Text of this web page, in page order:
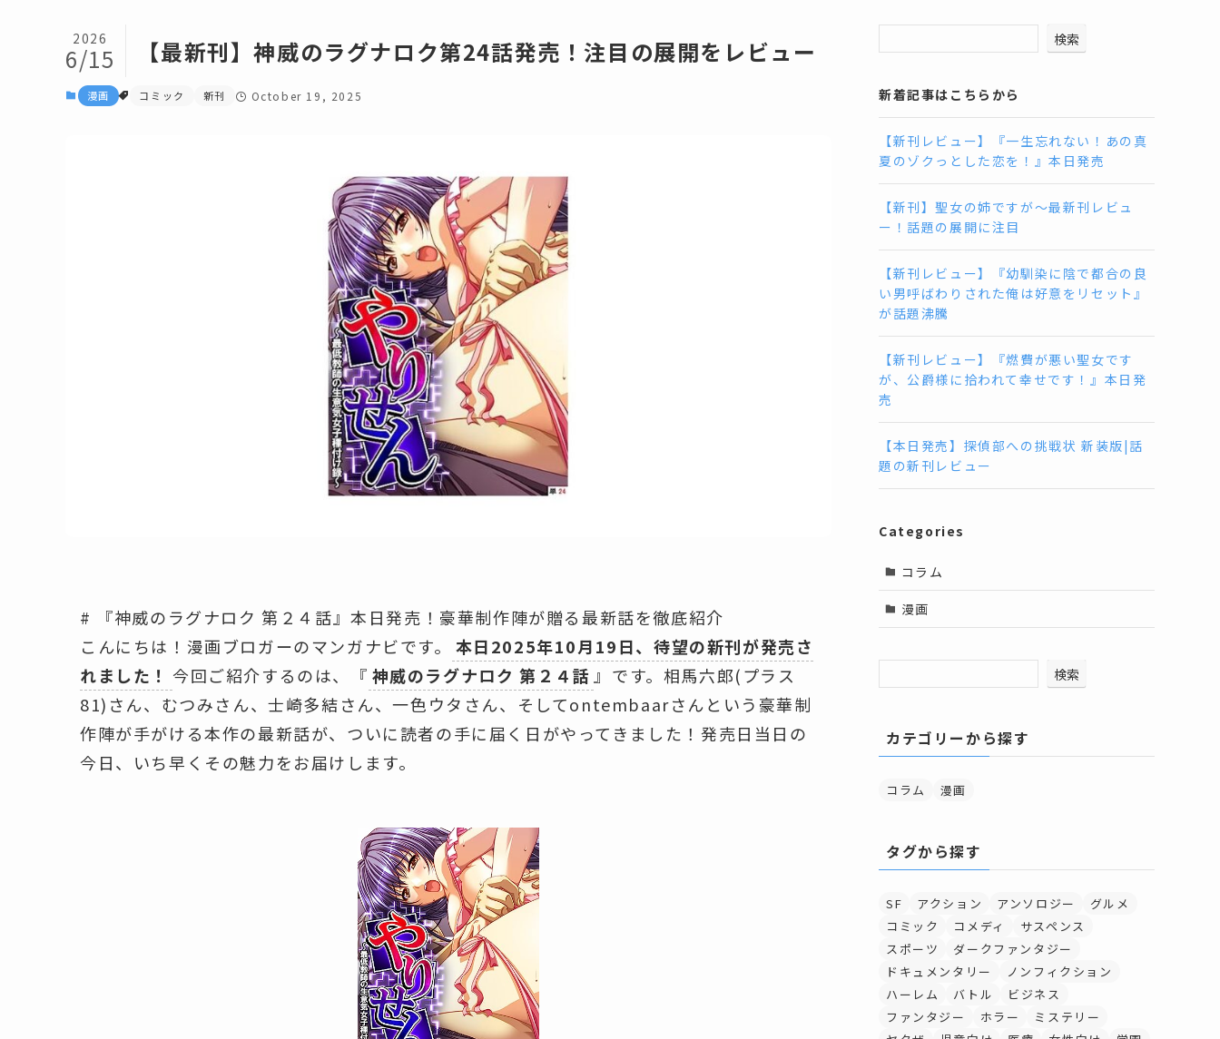
【最新刊】神威のラグナロク第24話発売！注目の展開をレビュー
2026
6/15
漫画 コミック 新刊 October 19, 2025
# 『神威のラグナロク 第２４話』本日発売！豪華制作陣が贈る最新話を徹底紹介
こんにちは！漫画ブロガーのマンガナビです。
本日2025年10月19日、待望の新刊が発売さ
れました！ 今回ご紹介するのは、『 神威のラグナロク 第２４話 』です。相馬六郎(プラス
81)さん、むつみさん、士崎多結さん、一色ウタさん、そしてontembaarさんという豪華制
作陣が手がける本作の最新話が、ついに読者の手に届く日がやってきました！発売日当日の
今日、いち早くその魅力をお届けします。
検索
新着記事はこちらから
【新刊レビュー】『一生忘れない！あの真
夏のゾクっとした恋を！』本日発売
【新刊】聖女の姉ですが〜最新刊レビュ
ー！話題の展開に注目
【新刊レビュー】『幼馴染に陰で都合の良
い男呼ばわりされた俺は好意をリセット』
が話題沸騰
【新刊レビュー】『燃費が悪い聖女です
が、公爵様に拾われて幸せです！』本日発
売
【本日発売】探偵部への挑戦状 新装版|話
題の新刊レビュー
Categories
コラム
漫画
検索
カテゴリーから探す
コラム 漫画
タグから探す
SF アクション アンソロジー
グルメ
コミック
コメディ
サスペンス
スポーツ
ダークファンタジー
ドキュメンタリー
ノンフィクション
ハーレム
バトル
ビジネス
ファンタジー
ホラー
ミステリー